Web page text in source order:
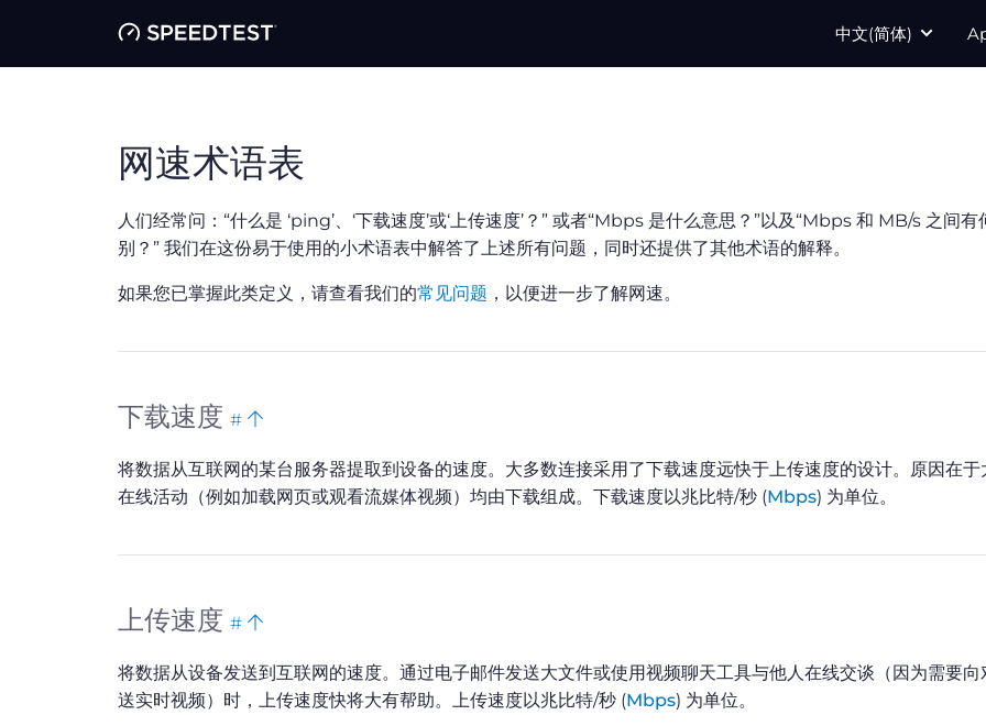
中文(简体)
网速术语表
人们经常问：“什么是 ‘ping’、‘下载速度’或‘上传速度’？” 或者“Mbps 是什么意思？”以及“Mbps 和 MB/s 之间有
别？” 我们在这份易于使用的小术语表中解答了上述所有问题，同时还提供了其他术语的解释。
如果您已掌握此类定义，请查看我们的常见问题 ，以便进一步了解网速。
下载速度 # Bookmark
top
将数据从互联网的某台服务器提取到设备的速度。大多数连接采用了下载速度远快于上传速度的设计。原因在于
在线活动（例如加载网页或观看流媒体视频）均由下载组成。下载速度以兆比特/秒 (Mbps) 为单位。
上传速度 # Bookmark
top
将数据从设备发送到互联网的速度。通过电子邮件发送大文件或使用视频聊天工具与他人在线交谈（因为需要向
送实时视频）时，上传速度快将大有帮助。上传速度以兆比特/秒 (Mbps) 为单位。